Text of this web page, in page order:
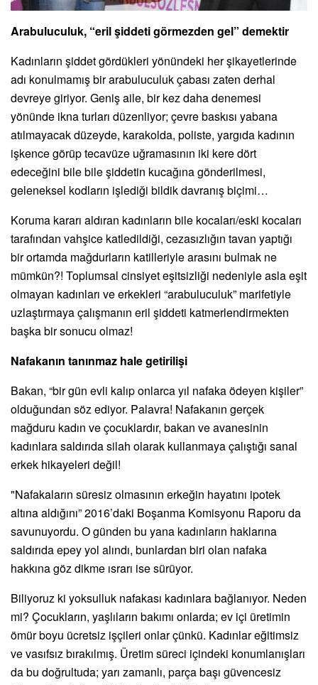
Arabuluculuk, “eril şiddeti görmezden gel” demektir
Kadınların şiddet gördükleri yönündeki her şikayetlerinde
adı konulmamış bir arabuluculuk çabası zaten derhal
devreye giriyor. Geniş aile, bir kez daha denemesi
yönünde ikna turları düzenliyor; çevre baskısı yabana
atılmayacak düzeyde, karakolda, poliste, yargıda kadının
işkence görüp tecavüze uğramasının iki kere dört
edeceğini bile bile şiddetin kucağına gönderilmesi,
geleneksel kodların işlediği bildik davranış biçimi…
Koruma kararı aldıran kadınların bile kocaları/eski kocaları
tarafından vahşice katledildiği, cezasızlığın tavan yaptığı
bir ortamda mağdurların katilleriyle arasını bulmak ne
mümkün?! Toplumsal cinsiyet eşitsizliği nedeniyle asla eşit
olmayan kadınları ve erkekleri “arabuluculuk” marifetiyle
uzlaştırmaya çalışmanın eril şiddeti katmerlendirmekten
başka bir sonucu olmaz!
Nafakanın tanınmaz hale getirilişi
Bakan, “bir gün evli kalıp onlarca yıl nafaka ödeyen kişiler”
olduğundan söz ediyor. Palavra! Nafakanın gerçek
mağduru kadın ve çocuklardır, bakan ve avanesinin
kadınlara saldırıda silah olarak kullanmaya çalıştığı sanal
erkek hikayeleri değil!
"Nafakaların süresiz olmasının erkeğin hayatını ipotek
altına aldığını” 2016’daki Boşanma Komisyonu Raporu da
savunuyordu. O günden bu yana kadınların haklarına
saldırıda epey yol alındı, bunlardan biri olan nafaka
hakkına göz dikme ısrarı ise sürüyor.
Biliyoruz ki yoksulluk nafakası kadınlara bağlanıyor. Neden
mi? Çocukların, yaşlıların bakımı onlarda; ev içi üretimin
ömür boyu ücretsiz işçileri onlar çünkü. Kadınlar eğitimsiz
ve vasıfsız bırakılmış. Üretim süreci içindeki konumlanışları
da bu doğrultuda; yarı zamanlı, parça başı güvencesiz